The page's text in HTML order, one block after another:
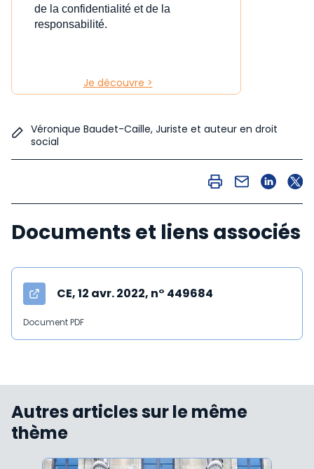
de la confidentialité et de la
responsabilité.
Je découvre >
Véronique Baudet-Caille, Juriste et auteur en droit
social
Documents et liens associés
CE, 12 avr. 2022, n° 449684
Document PDF
Autres articles sur le même
thème